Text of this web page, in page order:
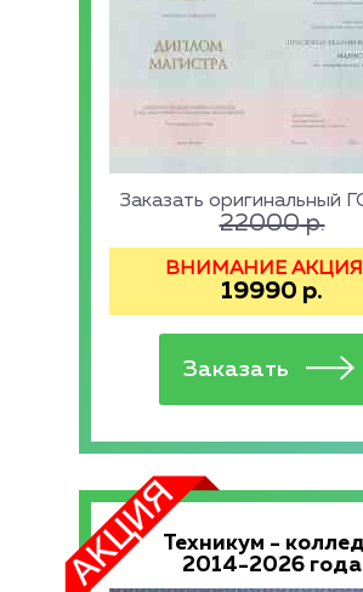
Заказать оригинальный
22000р.
ВНИМАНИЕ АКЦИЯ
19990 р.
Техникум -
2014-2026 года